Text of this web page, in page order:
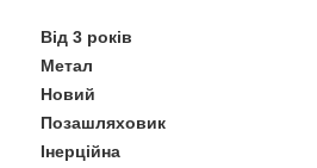
Від 3 років
Метал
Новий
Позашляховик
Інерційна